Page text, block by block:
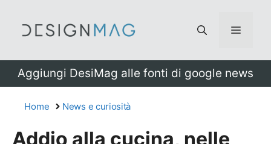
Menu
Aggiungi DesiMag alle fonti di google news
Home News e curiosità
Addio alla cucina, nelle